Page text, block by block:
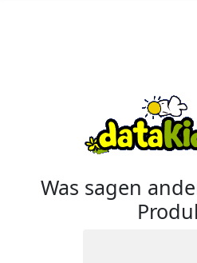
Was sagen